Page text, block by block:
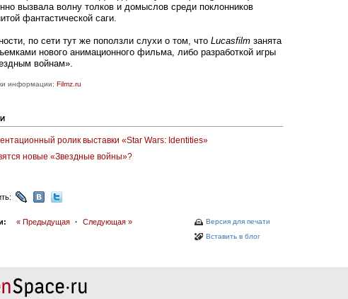
вызвала волну толков и домыслов среди поклонников
фантастической саги.
по сети тут же поползли слухи о том, что Lucasfilm занята
нового анимационного фильма, либо разработкой игры
войнам».
информации: Filmz.ru
ролик выставки «Star Wars: Identities»
новые «Звездные войны»?
Версия для печати
Вставить в блог
« Предыдущая · Следующая »